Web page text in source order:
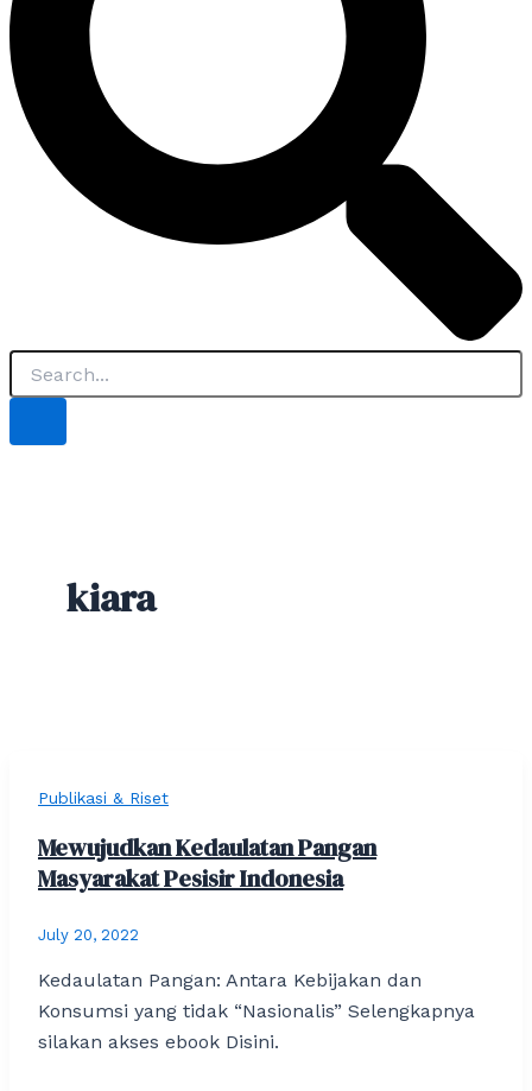
kiara
Publikasi & Riset
Mewujudkan Kedaulatan Pangan
Masyarakat Pesisir Indonesia
July 20, 2022
Kedaulatan Pangan: Antara Kebijakan dan
Konsumsi yang tidak “Nasionalis” Selengkapnya
silakan akses ebook Disini.